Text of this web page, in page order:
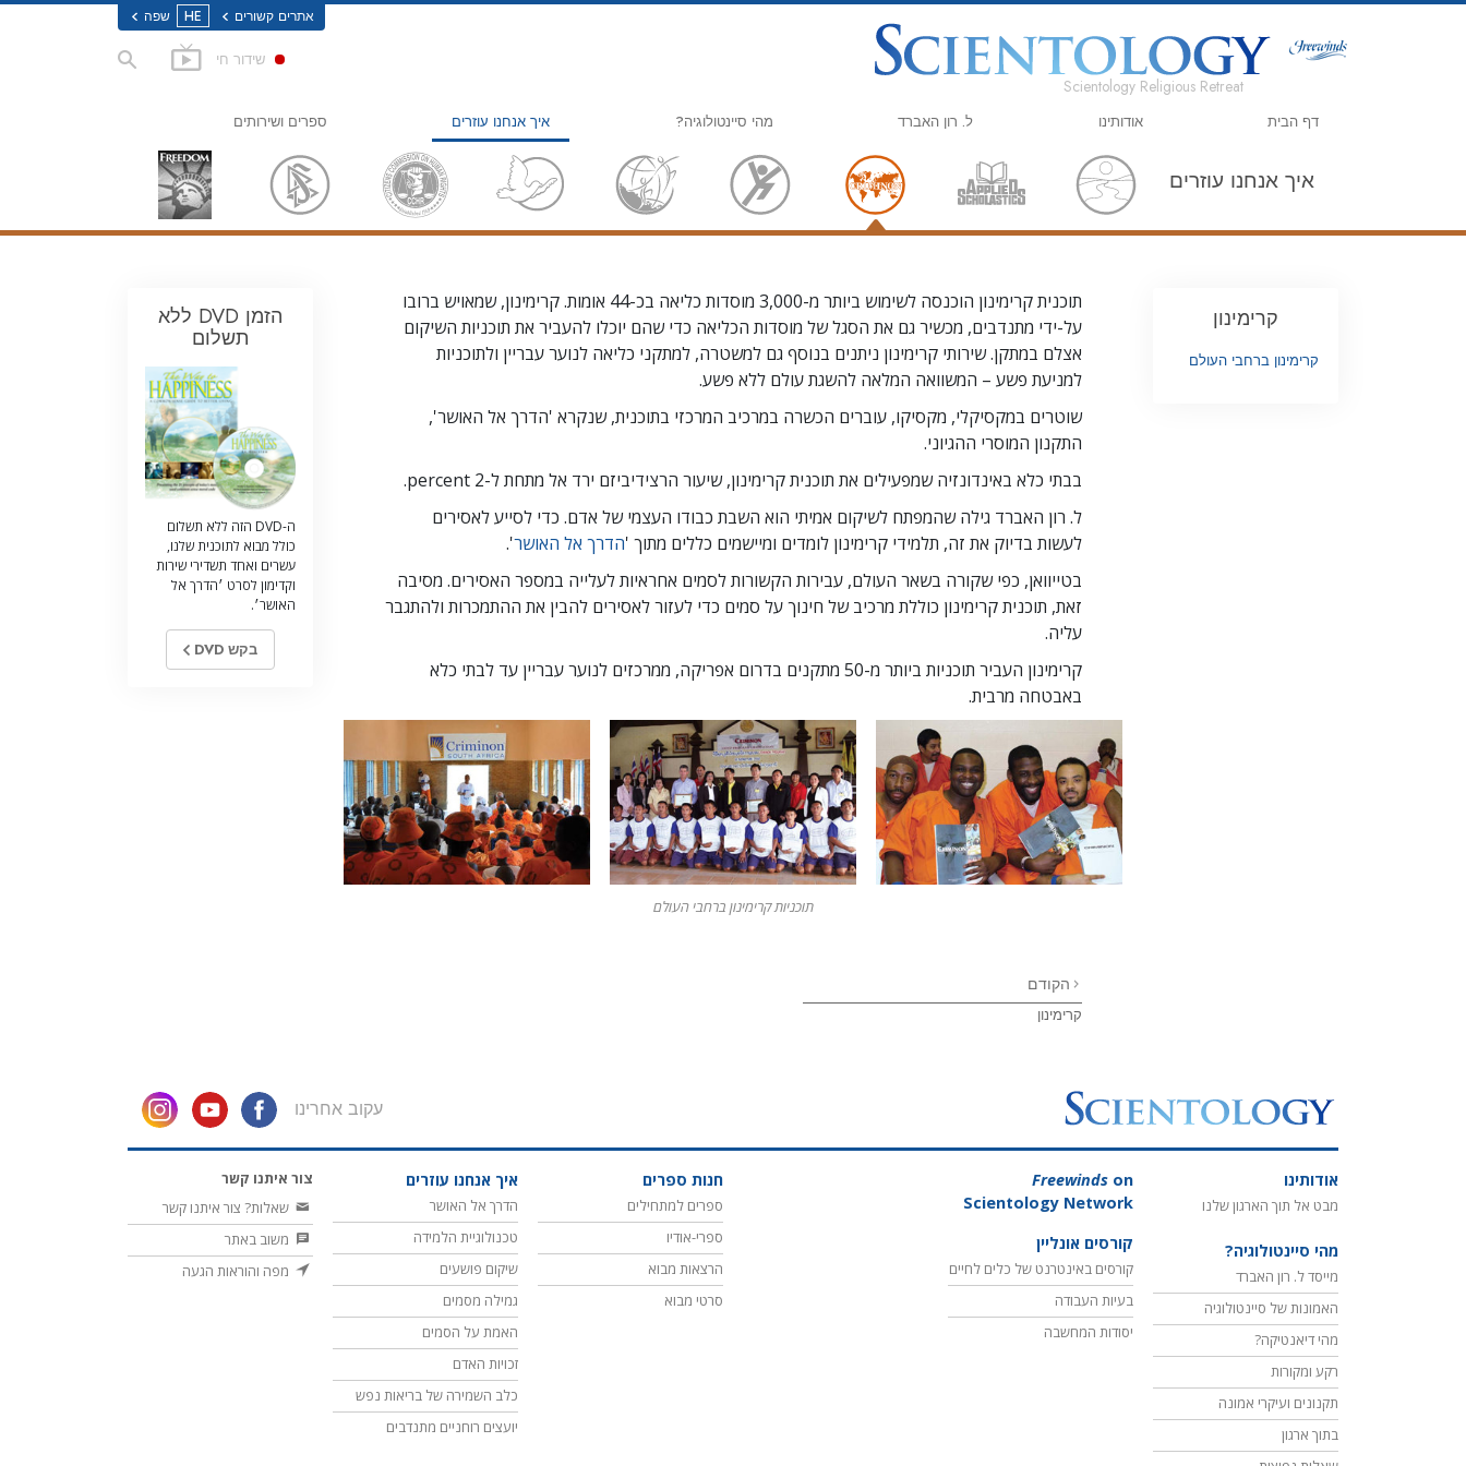
אתרים קשורים HE שפה
Scientology Religious Retreat
שידור חי
דף הבית אודותינו ל. רון האברד מהי סיינטולוגיה?
אמונות ועיסוק מעשי
עיקרי האמונה והתקנונים של סיינטולוגיה
פגוש סיינטולוג
בתוך ארגון
העקרונות הבסיסיים של סיינטולוגיה
מבוא לדיאנטיקה
מהי גדוּלה?
איך אנחנו עוזרים
הדרך אל האושר
Applied Scholastics
נרקונון
האמת על הסמים
ועדת האזרחים לזכויות האדם (CCHR)
ספרים ושירותים
ספרים למתחילים
ספרי-אודיו
סרטי מבוא
שירות למתחילים
איך אנחנו עוזרים
תוכנית קרימינון הוכנסה לשימוש ביותר מ-3,000 מוסדות כליאה בכ-44 אומות. קרימינון, שמאויש ברובו
על-ידי מתנדבים, מכשיר גם את הסגל של מוסדות הכליאה כדי שהם יוכלו להעביר את תוכניות השיקום
אצלם במתקן. שירותי קרימינון ניתנים בנוסף גם למשטרה, למתקני כליאה לנוער עבריין ולתוכניות
למניעת פשע – המשוואה המלאה להשגת עולם ללא פשע.
שוטרים במקסיקלי, מקסיקו, עוברים הכשרה במרכיב המרכזי בתוכנית, שנקרא 'הדרך אל האושר',
התקנון המוסרי ההגיוני.
בבתי כלא באינדונזיה שמפעילים את תוכנית קרימינון, שיעור הרצידיביזם ירד אל מתחת ל-2 percent
.
ל. רון האברד גילה שהמפתח לשיקום אמיתי הוא השבת כבודו העצמי של אדם. כדי לסייע לאסירים
לעשות בדיוק את זה, תלמידי קרימינון לומדים ומיישמים כללים מתוך 'הדרך אל האושר'
.
בטייוואן, כפי שקורה בשאר העולם, עבירות הקשורות לסמים אחראיות לעלייה במספר האסירים. מסיבה
זאת, תוכנית קרימינון כוללת מרכיב של חינוך על סמים כדי לעזור לאסירים להבין את ההתמכרות ולהתגבר
עליה.
קרימינון העביר תוכניות ביותר מ-50 מתקנים בדרום אפריקה, ממרכזים לנוער עבריין עד לבתי כלא
באבטחה מרבית.
תוכניות קרימינון ברחבי העולם
הקודם
קרימינון
קרימינון
קרימינון ברחבי העולם
הזמן DVD ללא
תשלום
ה-DVD הזה ללא תשלום
כולל מבוא לתוכנית שלנו,
עשרים ואחד תשדירי שירות
וקדימון לסרט ׳הדרך אל
האושר׳.
בקש DVD
עקוב אחרינו
אודותינו
מבט אל תוך הארגון שלנו
מהי סיינטולוגיה?
מייסד ל. רון האברד
האמונות של סיינטולוגיה
מהי דיאנטיקה?
רקע ומקורות
תקנונים ועיקרי אמונה
בתוך ארגון
Freewinds on
Scientology Network
קורסים אונליין
קורסים באינטרנט של כלים לחיים
בעיות העבודה
יסודות המחשבה
חנות ספרים
ספרים למתחילים
ספרי-אודיו
הרצאות מבוא
סרטי מבוא
איך אנחנו עוזרים
הדרך אל האושר
טכנולוגיית הלמידה
שיקום פושעים
גמילה מסמים
האמת על הסמים
זכויות האדם
כלב השמירה של בריאות נפש
יועצים רוחניים מתנדבים
צור איתנו קשר
שאלות? צור איתנו קשר
משוב באתר
מפה והוראות הגעה